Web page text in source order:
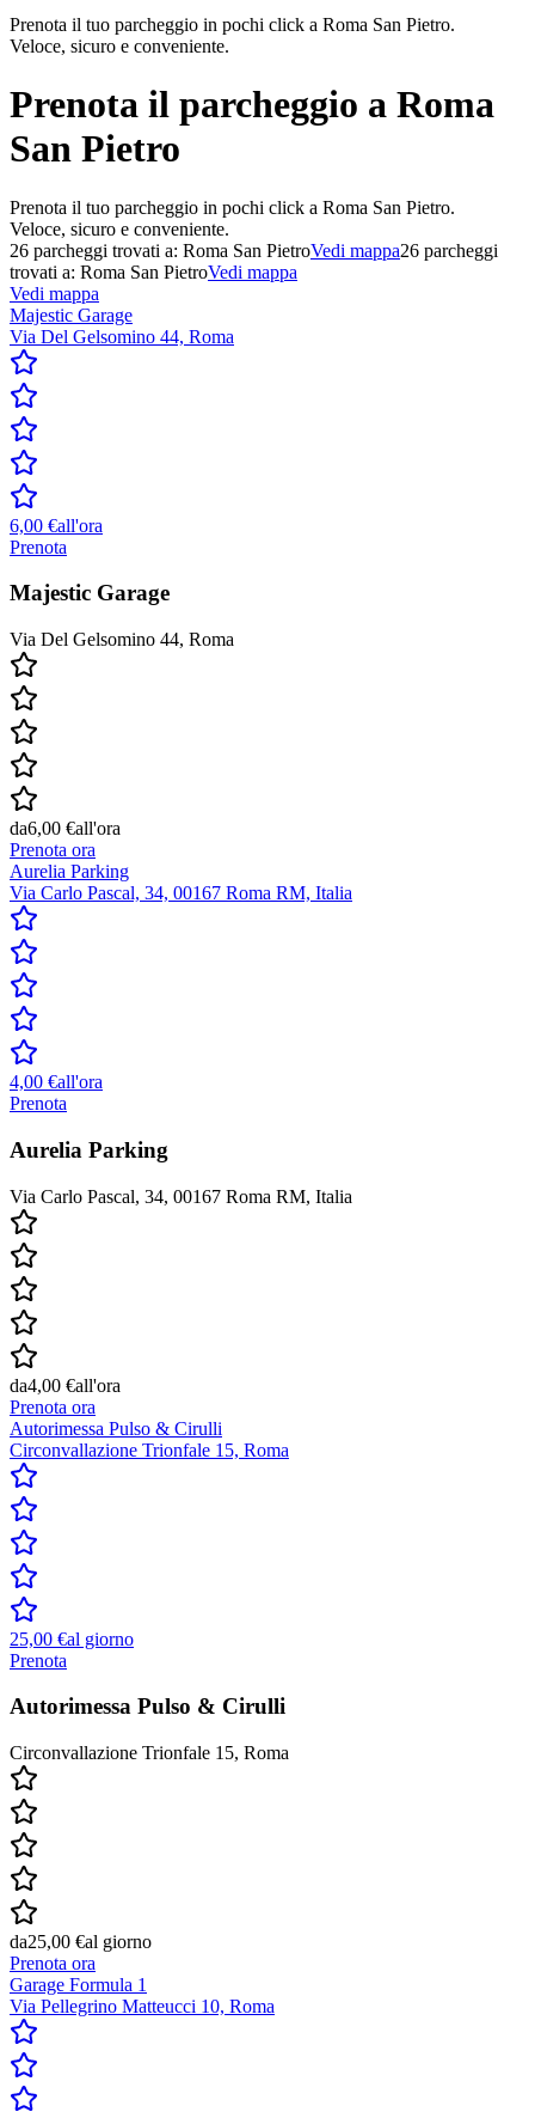
Prenota il tuo parcheggio in pochi click a Roma San Pietro.
Veloce, sicuro e conveniente.
Prenota il parcheggio a Roma
San Pietro
Prenota il tuo parcheggio in pochi click a Roma San Pietro.
Veloce, sicuro e conveniente.
26 parcheggi trovati a: Roma San PietroVedi mappa26 parcheggi
trovati a: Roma San PietroVedi mappa
Vedi mappa
Majestic Garage
Via Del Gelsomino 44, Roma
6,00 €all'ora
Prenota
Majestic Garage
Via Del Gelsomino 44, Roma
da6,00 €all'ora
Prenota ora
Aurelia Parking
Via Carlo Pascal, 34, 00167 Roma RM, Italia
4,00 €all'ora
Prenota
Aurelia Parking
Via Carlo Pascal, 34, 00167 Roma RM, Italia
da4,00 €all'ora
Prenota ora
Autorimessa Pulso & Cirulli
Circonvallazione Trionfale 15, Roma
25,00 €al giorno
Prenota
Autorimessa Pulso & Cirulli
Circonvallazione Trionfale 15, Roma
da25,00 €al giorno
Prenota ora
Garage Formula 1
Via Pellegrino Matteucci 10, Roma